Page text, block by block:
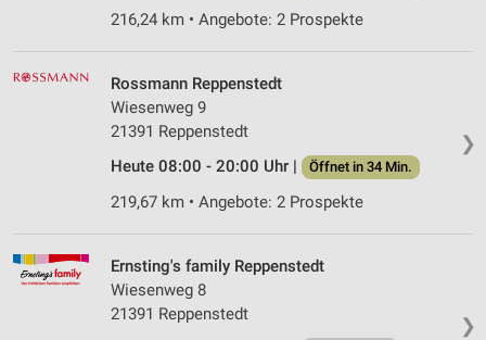
216,24 km • Angebote: 2 Prospekte
❯
Rossmann Reppenstedt
Wiesenweg 9
21391 Reppenstedt
Heute 08:00 - 20:00 Uhr |
Öffnet in 34 Min.
219,67 km • Angebote: 2 Prospekte
❯
Ernsting's family Reppenstedt
Wiesenweg 8
21391 Reppenstedt
Messung der Performance von Inhalten
Analyse von Zielgruppen durch Statistiken oder
Kombinationen von Daten aus verschiedenen
Entwicklung und Verbesserung der Angebote
Verwendung reduzierter Daten zur Auswahl von
Inhalten
IAB-Besonderheiten: